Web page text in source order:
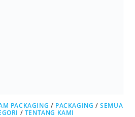
PACKAGING / PACKAGING /SEMUA
/ TENTANG KAMI